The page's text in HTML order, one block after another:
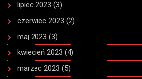
lipiec 2023 (3)
czerwiec 2023 (2)
maj 2023 (3)
kwiecień 2023 (4)
marzec 2023 (5)